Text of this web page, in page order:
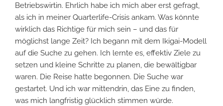
Betriebswirtin. Ehrlich habe ich mich aber erst gefragt,
als ich in meiner Quarterlife-Crisis ankam. Was könnte
wirklich das Richtige für mich sein – und das für
möglichst lange Zeit? Ich begann mit dem Ikigai-Modell
auf die Suche zu gehen. Ich lernte es, effektiv Ziele zu
setzen und kleine Schritte zu planen, die bewältigbar
waren. Die Reise hatte begonnen. Die Suche war
gestartet. Und ich war mittendrin, das Eine zu finden,
was mich langfristig glücklich stimmen würde.